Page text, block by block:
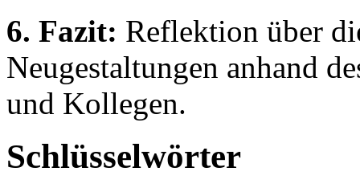
6. Fazit: Reflektion über
Neugestaltungen anhand
und Kollegen.
Schlüsselwörter